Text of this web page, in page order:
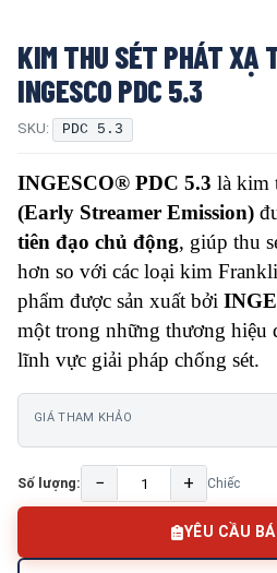
KIM THU SÉT PHÁT XẠ
INGESCO PDC 5.3
SKU: PDC 5.3
INGESCO® PDC 5.3 là kim
(Early Streamer Emission)
tiên đạo chủ động, giúp thu
hơn so với các loại kim
phẩm được sản xuất bởi
một trong những thương hiệu
lĩnh vực giải pháp chống sét.
GIÁ THAM KHẢO
Số lượng: − + Chiếc
YÊU CẦU